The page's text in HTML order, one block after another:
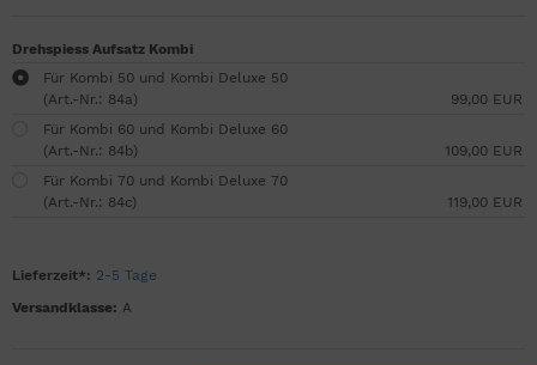
Drehspiess Aufsatz Kombi
Für Kombi 50 und Kombi Deluxe 50
(Art.-Nr.: 84a)
99,00 EUR
Für Kombi 60 und Kombi Deluxe 60
(Art.-Nr.: 84b)
109,00 EUR
Für Kombi 70 und Kombi Deluxe 70
(Art.-Nr.: 84c)
119,00 EUR
Lieferzeit*: 2-5 Tage
Versandklasse: A